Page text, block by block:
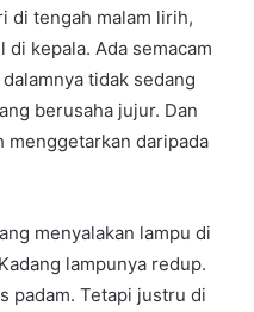
di tengah malam lirih,
kepala. Ada semacam
tidak sedang
berusaha jujur. Dan
menggetarkan daripada
menyalakan lampu di
lampunya redup.
padam. Tetapi justru di